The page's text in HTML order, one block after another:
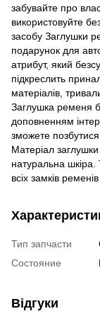
забувайте про
використовуйте
засобу Заглушки
подарунок для
атрибут, який
підкреслить
матеріалів,
Заглушка ременя
доповненням
зможете
Матеріал
натуральна шкіра.
всіх замків
Тип запчасти
Состояние
Відгуки